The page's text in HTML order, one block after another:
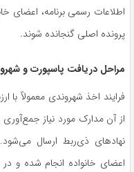
اطلاعات رسمی برنامه، اعضای
پرونده اصلی گنجانده شوند.
مراحل دریافت پاسپورت و
فرایند اخذ شهروندی معمولاً با
از آن مدارک مورد نیاز
نهادهای ذی‌ربط ارسال
اعضای خانواده انجام شده و